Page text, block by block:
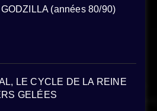
(années 80/90)
LE CYCLE DE LA REINE
GELÉES